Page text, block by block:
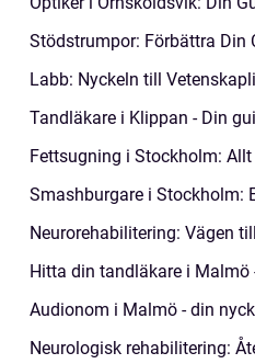
Stödstrumpor: Förbättra Din
Labb: Nyckeln till
Tandläkare i Klippan - Din
Fettsugning i Stockholm:
Smashburgare i Stockholm:
Neurorehabilitering: Vägen
Hitta din tandläkare i Malmö
Audionom i Malmö - din
Neurologisk rehabilitering: